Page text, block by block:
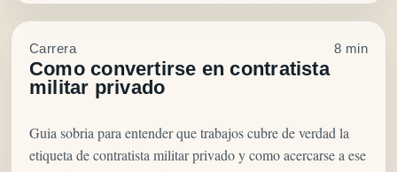
Carrera 8 min
Como convertirse en contratista
militar privado
Guia sobria para entender que trabajos cubre de verdad la
etiqueta de contratista militar privado y como acercarse a ese